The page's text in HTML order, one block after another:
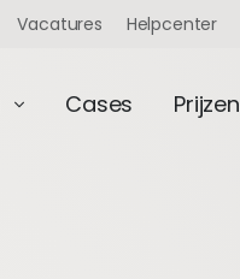
Vacatures Helpcenter
Cases Prijzen